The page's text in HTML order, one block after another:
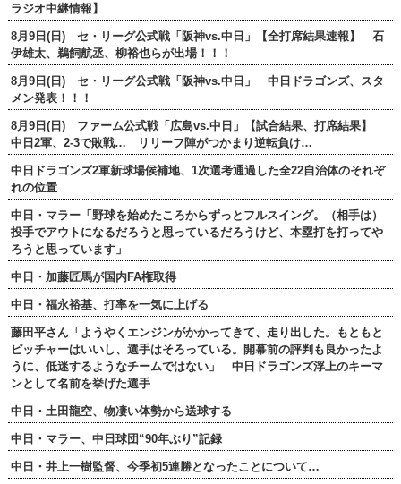
ラジオ中継情報】
8月9日(日) セ・リーグ公式戦「阪神vs.中日」【全打席結果速報】 石
伊雄太、鵜飼航丞、柳裕也らが出場！！！
8月9日(日) セ・リーグ公式戦「阪神vs.中日」 中日ドラゴンズ、スタ
メン発表！！！
8月9日(日) ファーム公式戦「広島vs.中日」【試合結果、打席結果】
中日2軍、2-3で敗戦… リリーフ陣がつかまり逆転負け…
中日ドラゴンズ2軍新球場候補地、1次選考通過した全22自治体のそれぞ
れの位置
中日・マラー「野球を始めたころからずっとフルスイング。（相手は）
投手でアウトになるだろうと思っているだろうけど、本塁打を打ってや
ろうと思っています」
中日・加藤匠馬が国内FA権取得
中日・福永裕基、打率を一気に上げる
藤田平さん「ようやくエンジンがかかってきて、走り出した。もともと
ピッチャーはいいし、選手はそろっている。開幕前の評判も良かったよ
うに、低迷するようなチームではない」 中日ドラゴンズ浮上のキーマ
ンとして名前を挙げた選手
中日・土田龍空、物凄い体勢から送球する
中日・マラー、中日球団“90年ぶり”記録
中日・井上一樹監督、今季初5連勝となったことについて…